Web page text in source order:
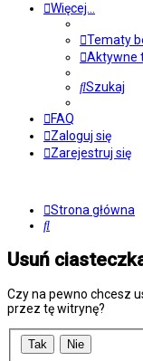
Więcej…
Tematy
Aktywne
Szukaj
FAQ
Zaloguj się
Zarejestruj się
Strona główna
Szukaj
Usuń
Czy na pewno chcesz
przez tę witrynę?